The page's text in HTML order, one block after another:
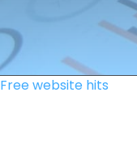
Free website hits